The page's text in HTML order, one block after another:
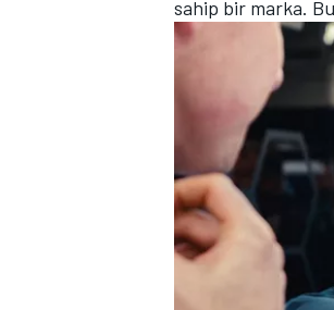
MOTOSİKLET
sahip bir marka.